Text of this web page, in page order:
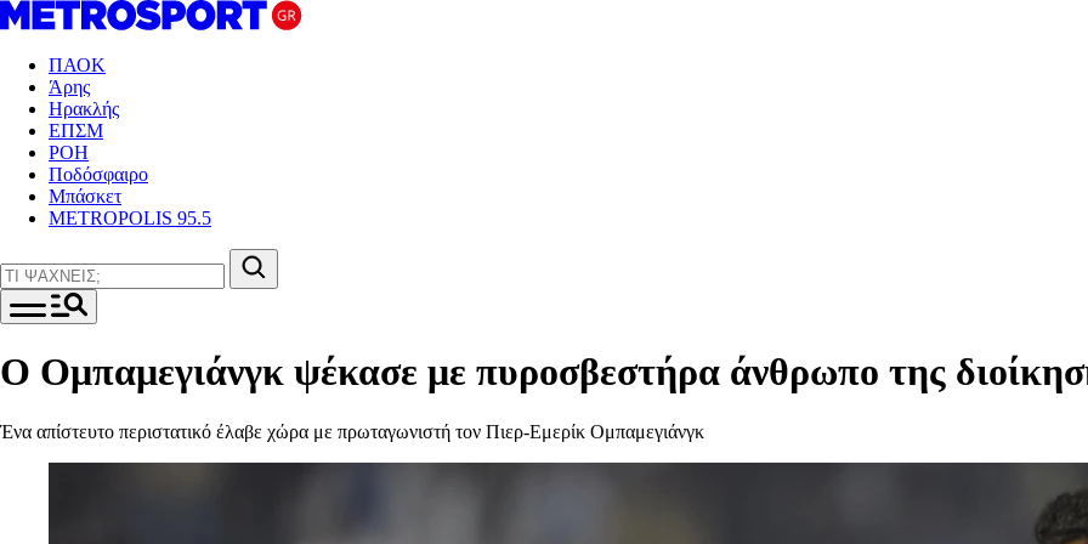
ΠΑΟΚ
Άρης
Ηρακλής
ΕΠΣΜ
ΡΟΗ
Ποδόσφαιρο
Μπάσκετ
METROPOLIS 95.5
Ο Ομπαμεγιάνγκ ψέκασε με πυροσβεστήρα άνθρωπο της
Ένα απίστευτο περιστατικό έλαβε χώρα με πρωταγωνιστή τον Πιερ-Εμερίκ Ομπαμεγιάνγκ